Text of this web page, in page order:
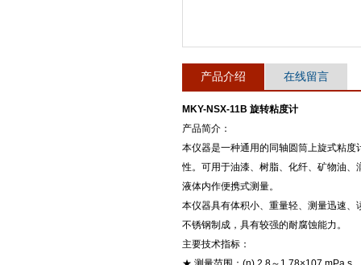
产品介绍 在线留言
MKY-NSX-11B 旋转粘度计
产品简介：
本仪器是一种通用的同轴圆筒上旋式粘
性。可用于油漆、树脂、化纤、矿物油
液体内作便携式测量。
本仪器具有体积小、重量轻、测量迅速
不锈钢制成，具有较强的耐腐蚀能力。
主要技术指标：